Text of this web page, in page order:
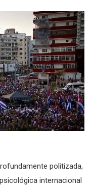
politizada,
internacional